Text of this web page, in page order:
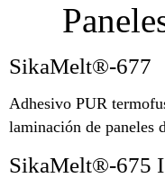
SikaMelt®-677
Adhesivo PUR
laminación de paneles
SikaMelt®-675